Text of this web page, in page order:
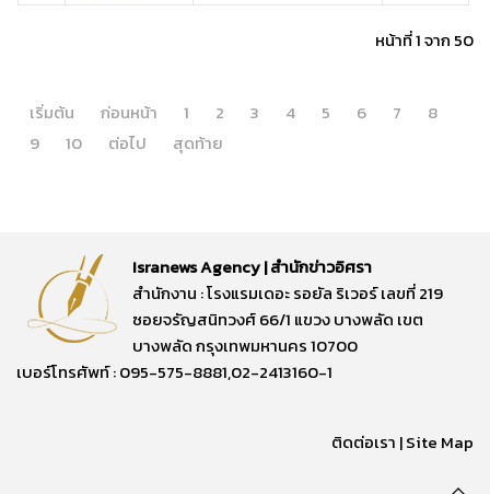
หน้าที่ 1 จาก 50
เริ่มต้น ก่อนหน้า 1 2 3 4 5 6 7
8
9
10 ต่อไป สุดท้าย
Isranews Agency | สำนักข่าวอิศรา
สำนักงาน : โรงแรมเดอะ รอยัล ริเวอร์ เลขที่ 219
ซอยจรัญสนิทวงศ์ 66/1 แขวง บางพลัด เขต
บางพลัด กรุงเทพมหานคร 10700
เบอร์โทรศัพท์ : 095-575-8881,02-2413160-1
ติดต่อเรา |Site Map